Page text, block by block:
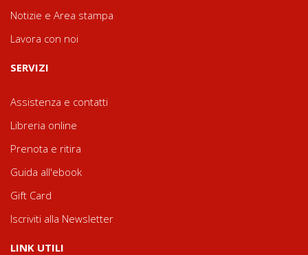
Notizie e Area stampa
Lavora con noi
SERVIZI
Assistenza e contatti
Libreria online
Prenota e ritira
Guida all'ebook
Gift Card
Iscriviti alla Newsletter
LINK UTILI